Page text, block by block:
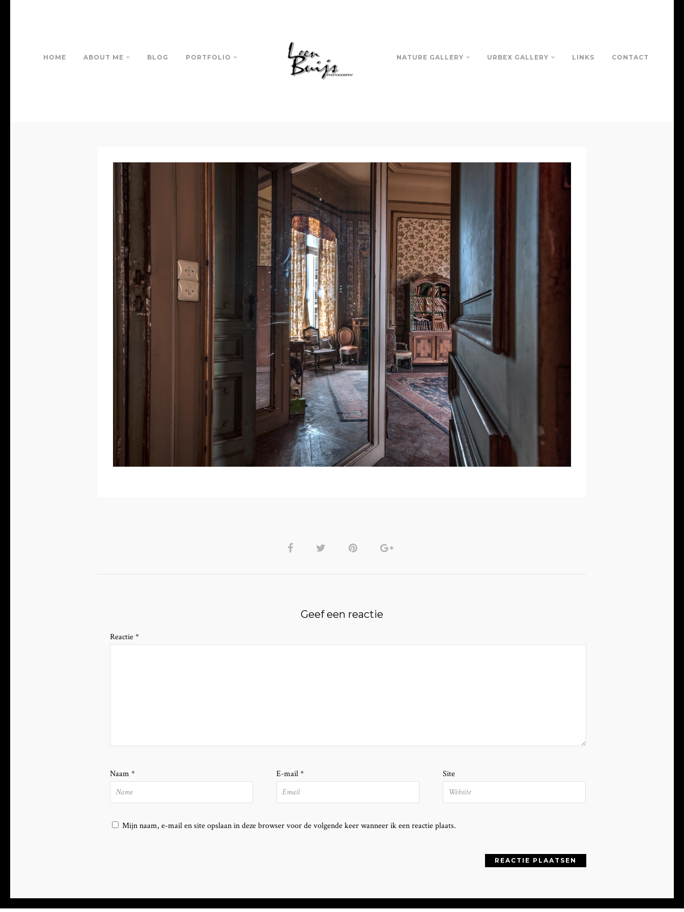
HOME ABOUT ME BLOG PORTFOLIO NATURE GALLERY URBEX GALLERY LINKS CONTACT
Geef een reactie
Reactie*
Naam * E-mail* Site
Mijn naam, e-mail en site opslaan in deze browser voor de volgende keer wanneer ik een reactie plaats.